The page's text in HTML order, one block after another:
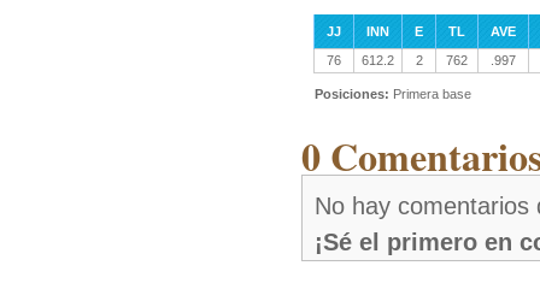
JJ INN E TL
AVE
76
612.2 2 762 .997
Posiciones: Primera base
0
No hay comentarios
¡Sé el primero en